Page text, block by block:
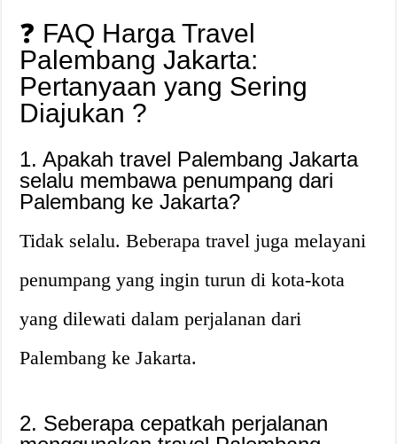
❓ FAQ Harga Travel
Palembang Jakarta:
Pertanyaan yang Sering
Diajukan ?
1. Apakah travel Palembang Jakarta
selalu membawa penumpang dari
Palembang ke Jakarta?
Tidak selalu. Beberapa travel juga melayani
penumpang yang ingin turun di kota-kota
yang dilewati dalam perjalanan dari
Palembang ke Jakarta.
2. Seberapa cepatkah perjalanan